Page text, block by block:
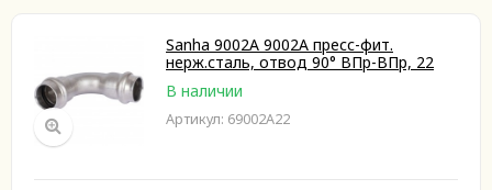
Sanha 9002A 9002A пресс-фит.
нерж.сталь, отвод 90° ВПр-ВПр, 22
В наличии
Артикул: 69002A22